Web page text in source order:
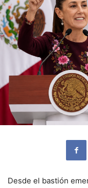
Desde el bastión